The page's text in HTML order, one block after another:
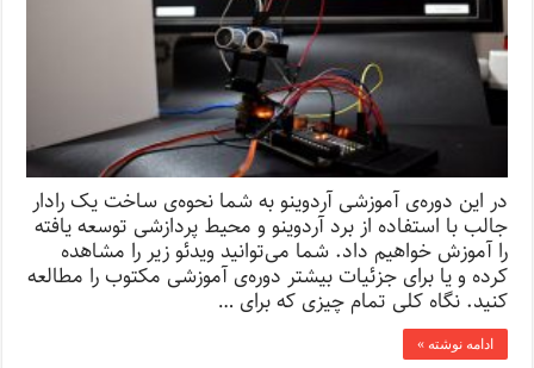
در این دوره‌ی آموزشی آردوینو به شما نحوه‌ی ساخت یک رادار
جالب با استفاده از برد آردوینو و محیط پردازشی توسعه یافته
را آموزش خواهیم داد. شما می‌­توانید ویدئو زیر را مشاهده
کرده و یا برای جزئیات بیشتر دوره‌ی آموزشی مکتوب را مطالعه
کنید. نگاه کلی تمام چیزی که برای …
ادامه نوشته »